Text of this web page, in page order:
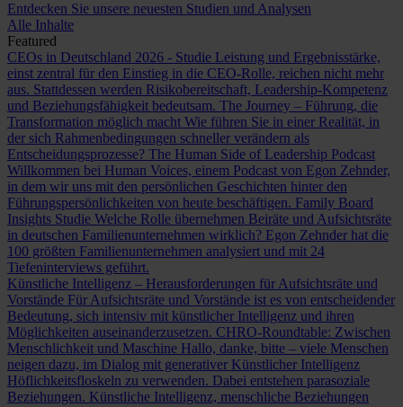
Entdecken Sie unsere neuesten Studien und Analysen
Alle Inhalte
Featured
CEOs in Deutschland 2026 - Studie Leistung und Ergebnisstärke,
einst zentral für den Einstieg in die CEO-Rolle, reichen nicht mehr
aus. Stattdessen werden Risikobereitschaft, Leadership-Kompetenz
und Beziehungsfähigkeit bedeutsam. The Journey – Führung, die
Transformation möglich macht Wie führen Sie in einer Realität, in
der sich Rahmenbedingungen schneller verändern als
Entscheidungsprozesse? The Human Side of Leadership Podcast
Willkommen bei Human Voices, einem Podcast von Egon Zehnder,
in dem wir uns mit den persönlichen Geschichten hinter den
Führungspersönlichkeiten von heute beschäftigen. Family Board
Insights Studie Welche Rolle übernehmen Beiräte und Aufsichtsräte
in deutschen Familienunternehmen wirklich? Egon Zehnder hat die
100 größten Familienunternehmen analysiert und mit 24
Tiefeninterviews geführt.
Künstliche Intelligenz – Herausforderungen für Aufsichtsräte und
Vorstände Für Aufsichtsräte und Vorstände ist es von entscheidender
Bedeutung, sich intensiv mit künstlicher Intelligenz und ihren
Möglichkeiten auseinanderzusetzen. CHRO-Roundtable: Zwischen
Menschlichkeit und Maschine Hallo, danke, bitte – viele Menschen
neigen dazu, im Dialog mit generativer Künstlicher Intelligenz
Höflichkeitsfloskeln zu verwenden. Dabei entstehen parasoziale
Beziehungen. Künstliche Intelligenz, menschliche Beziehungen